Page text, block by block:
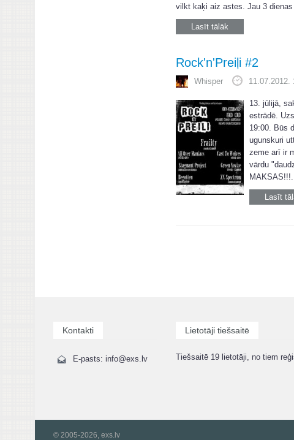
vilkt kaķi aiz astes. Jau 3
Lasīt tālāk
Rock'n'Preiļi #2
Whisper 11.07.2012.
13. jūlijā,
estrādē.
19:00. Būs
ugunskuri
zeme arī ir
vārdu
Lasīt
Kontakti
E-pasts: info@exs.lv
Lietotāji tiešsaitē
Tiešsaitē 19 lietotāji, no tiem
© 2005-2026, exs.lv